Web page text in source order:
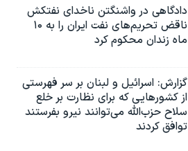
دادگاهی در واشنگتن ناخدای نفتکش
ناقض تحریم‌های نفت ایران را به ۱۰
ماه زندان محکوم کرد
گزارش‌: اسرائيل و لبنان بر سر فهرستی
از کشورهایی که برای نظارت بر خلع
سلاح حزب‌الله می‌توانند نیرو بفرستند
توافق کردند